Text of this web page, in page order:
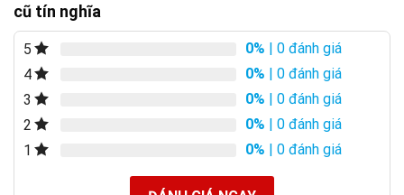
cũ tín nghĩa
5 0% | 0 đánh giá
4
0% | 0 đánh giá
3
0% | 0 đánh giá
2
0% | 0 đánh giá
1
0% | 0 đánh giá